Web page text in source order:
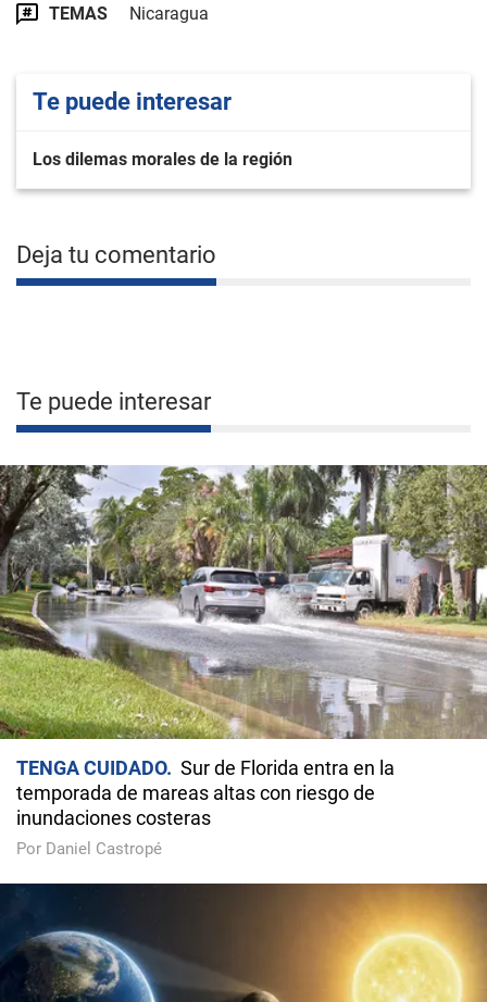
TEMAS Nicaragua
Te puede interesar
Los dilemas morales de la región
Deja tu comentario
Te puede interesar
TENGA CUIDADO
Sur de Florida entra en la
temporada de mareas altas con riesgo de
inundaciones costeras
Por Daniel Castropé